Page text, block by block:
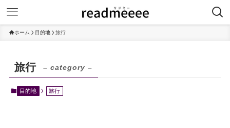
ホーム 目的地 旅行
旅行 – category –
目的地 旅行